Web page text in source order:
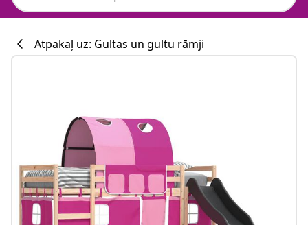
Atpakaļ uz: Gultas un gultu rāmji